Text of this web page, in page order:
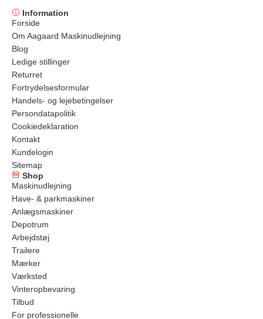
Information
Forside
Om Aagaard Maskinudlejning
Blog
Ledige stillinger
Returret
Fortrydelsesformular
Handels- og lejebetingelser
Persondatapolitik
Cookiedeklaration
Kontakt
Kundelogin
Sitemap
Shop
Maskinudlejning
Have- & parkmaskiner
Anlægsmaskiner
Depotrum
Arbejdstøj
Trailere
Mærker
Værksted
Vinteropbevaring
Tilbud
For professionelle